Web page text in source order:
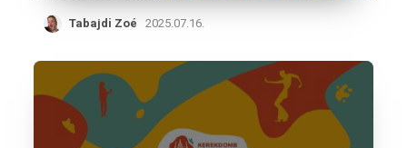
Tabajdi Zoé 2025.07.16.